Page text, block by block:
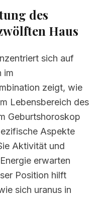
des
Haus
sich auf
im
zeigt, wie
Lebensbereich des
Geburtshoroskop
Aspekte
Aktivität und
erwarten
Position hilft
sich uranus in